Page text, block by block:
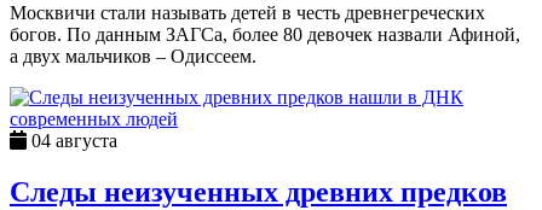
Москвичи стали называть детей в честь древнегреческих
богов. По данным ЗАГСа, более 80 девочек назвали Афиной,
а двух мальчиков – Одиссеем.
04 августа
Следы неизученных древних предков